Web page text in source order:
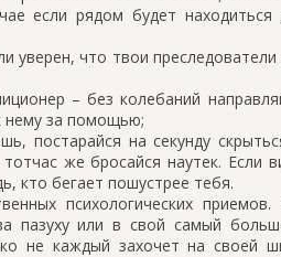
если рядом будет находиться
уверен, что твои преследователи
– без колебаний
нему за помощью;
постарайся на секунду
же бросайся наутек. Если
кто бегает пошустрее тебя.
психологических
пазуху или в свой самый
не каждый захочет на своей